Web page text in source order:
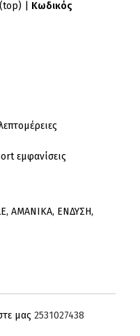
(top) | Κωδικός
εμφανίσεις
, AMANIKA, ΕΝΔΥΣΗ,
μας 2531027438